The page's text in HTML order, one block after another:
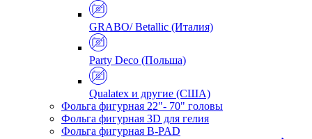
GRABO/ Betallic (Италия)
Party Deco (Польша)
Qualatex и другие (США)
Фольга фигурная 22"- 70" головы
Фольга фигурная 3D для гелия
Фольга фигурная B-PAD